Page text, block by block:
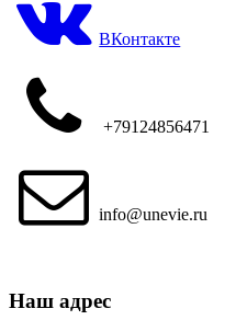
ВКонтакте
+79124856471
info@unevie.ru
Наш адрес